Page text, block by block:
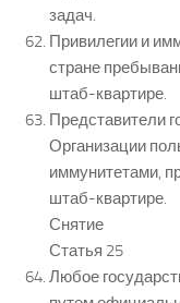
задач.
Привилегии и
стране
штаб-квартире.
Представители
Организации
иммунитетами,
штаб-квартире.
Снятие
Статья 25
Любое